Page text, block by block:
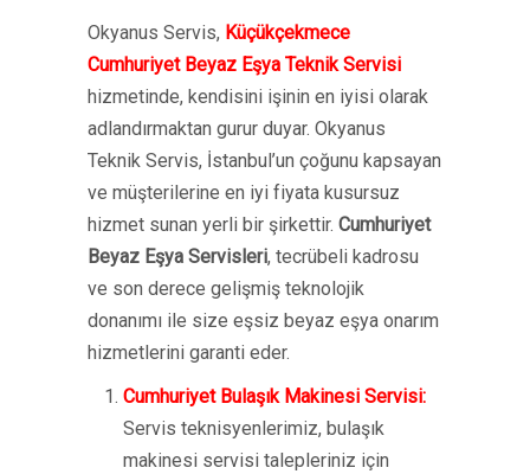
Okyanus Servis, Küçükçekmece
Cumhuriyet Beyaz Eşya Teknik Servisi
hizmetinde, kendisini işinin en iyisi olarak
adlandırmaktan gurur duyar. Okyanus
Teknik Servis, İstanbul’un çoğunu kapsayan
ve müşterilerine en iyi fiyata kusursuz
hizmet sunan yerli bir şirkettir. Cumhuriyet
Beyaz Eşya Servisleri, tecrübeli kadrosu
ve son derece gelişmiş teknolojik
donanımı ile size eşsiz beyaz eşya onarım
hizmetlerini garanti eder.
Cumhuriyet Bulaşık Makinesi Servisi:
Servis teknisyenlerimiz, bulaşık
makinesi servisi talepleriniz için